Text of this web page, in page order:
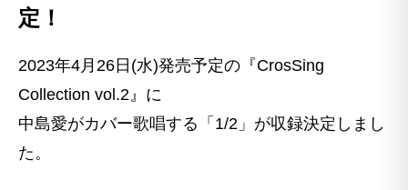
定！
2023年4月26日(水)発売予定の『CrosSing
Collection vol.2』に
中島愛がカバー歌唱する「1/2」が収録決定しまし
た。